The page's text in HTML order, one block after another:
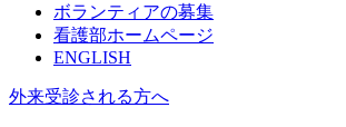
ボランティアの募集
看護部ホームページ
ENGLISH
外来受診される方へ